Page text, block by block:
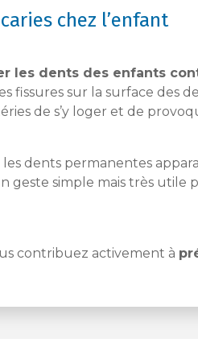
chez l’enfant
les dents des enfants
fissures sur la surface des
de s’y loger et de
les dents permanentes
geste simple mais très utile
contribuez activement à